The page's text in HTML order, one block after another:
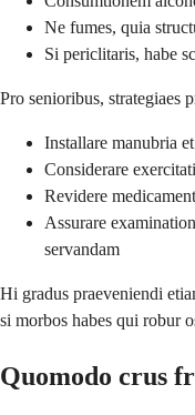
Ne fumes, quia
Si periclitaris, habe
Pro senioribus, strategiaes
Installare manubria
Considerare
Revidere
Assurare
servandam
Hi gradus praeveniendi
si morbos habes qui robur
Quomodo crus